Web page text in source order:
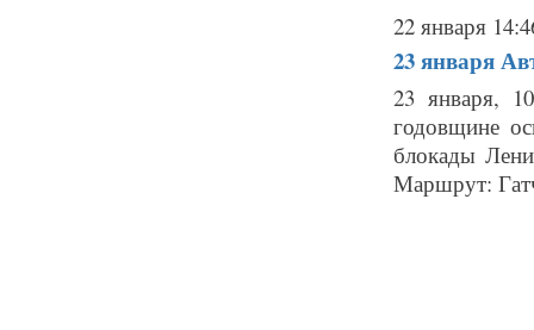
22 января
23 января
23 января,
годовщине
блокады
Маршрут: